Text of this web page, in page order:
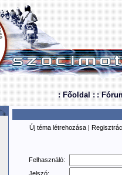
: Főoldal : :
Új téma létrehozása |
Felhasználó:
Jelszó: